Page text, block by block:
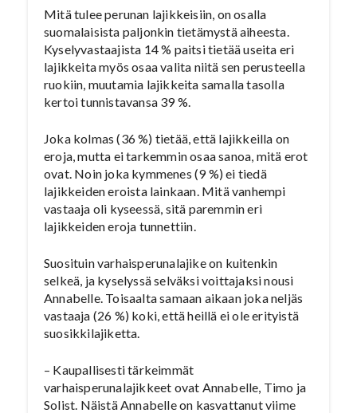
Mitä tulee perunan lajikkeisiin, on osalla
suomalaisista paljonkin tietämystä aiheesta.
Kyselyvastaajista 14 % paitsi tietää useita eri
lajikkeita myös osaa valita niitä sen perusteella
ruokiin, muutamia lajikkeita samalla tasolla
kertoi tunnistavansa 39 %.
Joka kolmas (36 %) tietää, että lajikkeilla on
eroja, mutta ei tarkemmin osaa sanoa, mitä erot
ovat. Noin joka kymmenes (9 %) ei tiedä
lajikkeiden eroista lainkaan. Mitä vanhempi
vastaaja oli kyseessä, sitä paremmin eri
lajikkeiden eroja tunnettiin.
Suosituin varhaisperunalajike on kuitenkin
selkeä, ja kyselyssä selväksi voittajaksi nousi
Annabelle. Toisaalta samaan aikaan joka neljäs
vastaaja (26 %) koki, että heillä ei ole erityistä
suosikkilajiketta.
– Kaupallisesti tärkeimmät
varhaisperunalajikkeet ovat Annabelle, Timo ja
Solist. Näistä Annabelle on kasvattanut viime